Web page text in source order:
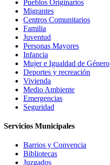
Pueblos Originarios
Migrantes
Centros Comunitarios
Familia
Juventud
Personas Mayores
Infancia
Mujer e Igualdad de Género
Deportes y recreación
Vivienda
Medio Ambiente
Emergencias
Seguridad
Servicios Municipales
Barrios y Convencia
Bibliotecas
Juzgados